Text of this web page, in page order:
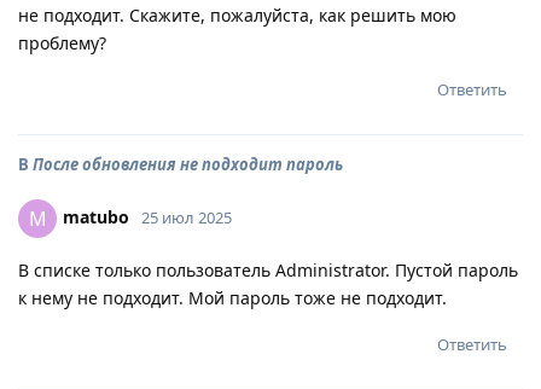
не подходит. Скажите, пожалуйста, как решить мою
проблему?
Ответить
В После обновления не подходит пароль
M matubo 25 июл 2025
В списке только пользователь Administrator. Пустой пароль
к нему не подходит. Мой пароль тоже не подходит.
Ответить